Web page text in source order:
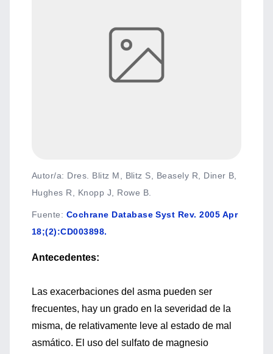
Autor/a: Dres. Blitz M, Blitz S, Beasely R, Diner B,
Hughes R, Knopp J, Rowe B.
Fuente: Cochrane Database Syst Rev. 2005 Apr
18;(2):CD003898.
Antecedentes:
Las exacerbaciones del asma pueden ser
frecuentes, hay un grado en la severidad de la
misma, de relativamente leve al estado de mal
asmático. El uso del sulfato de magnesio